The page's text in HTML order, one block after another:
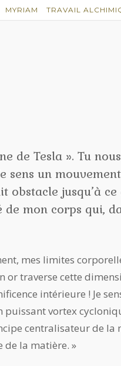
MYRIAM TRAVAIL
de Tesla ». Tu
sens un
jusqu’à ce
mon corps qui,
mes limites
or traverse cette
intérieure ! Je
puissant vortex
centralisateur de
la matière. »